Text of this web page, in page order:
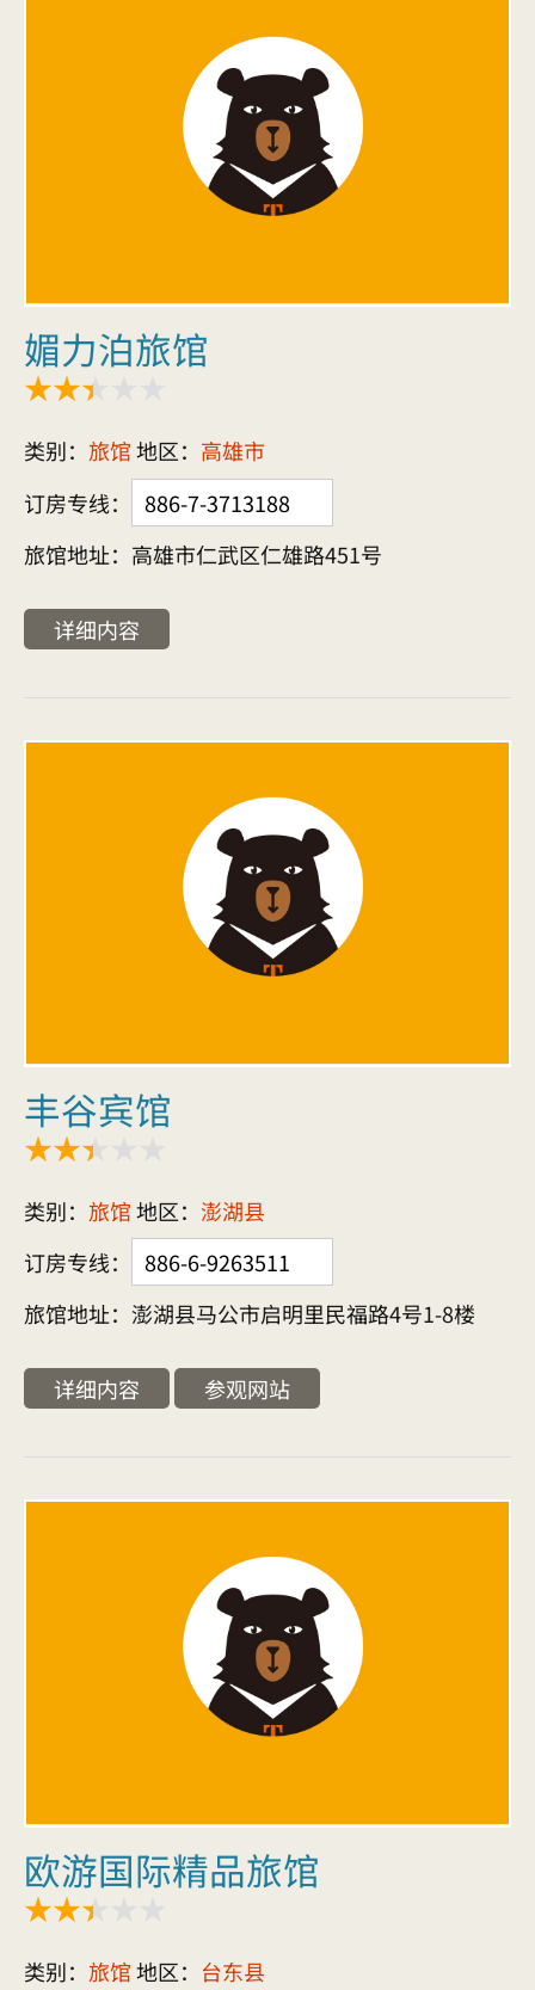
媚力泊旅馆
类别： 旅馆地区： 高雄市
订房专线：
886-7-3713188
旅馆地址：高雄市仁武区仁雄路451号
详细内容
丰谷宾馆
类别： 旅馆地区： 澎湖县
订房专线：
886-6-9263511
旅馆地址：澎湖县马公市启明里民福路4号1-8楼
详细内容 参观网站
欧游国际精品旅馆
类别： 旅馆地区： 台东县